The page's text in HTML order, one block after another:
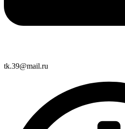
tk.39@mail.ru